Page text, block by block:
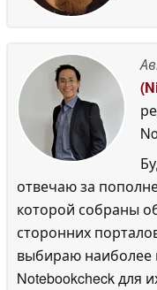
отвечаю за
которой собраны
сторонних
выбираю наиболее
Notebookcheck для